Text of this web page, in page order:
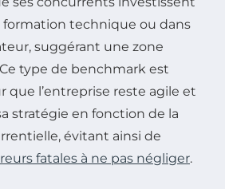
formation technique ou dans
suggérant une zone
type de benchmark est
que l’entreprise reste agile et
stratégie en fonction de la
évitant ainsi de
fatales à ne pas négliger.